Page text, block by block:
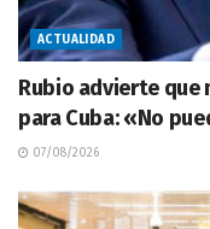
ACTUALIDAD
Rubio advierte que
para Cuba: «No
07/08/2026